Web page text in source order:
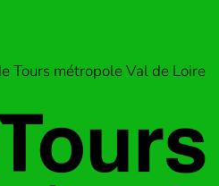
Tours métropole Val de Loire